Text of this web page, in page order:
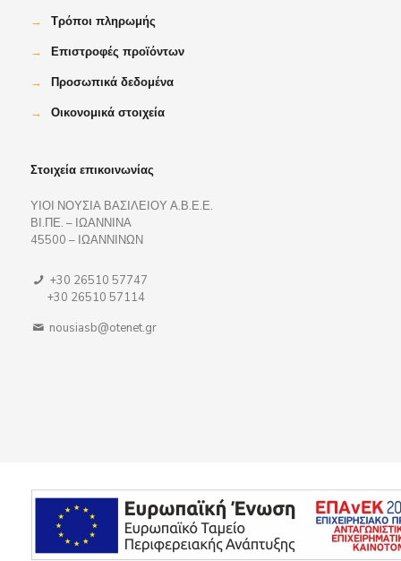
→
Τρόποι πληρωμής
→
Επιστροφές προϊόντων
→
Προσωπικά δεδομένα
→
Οικονομικά στοιχεία
Στοιχεία επικοινωνίας
ΥΙΟΙ ΝΟΥΣΙΑ ΒΑΣΙΛΕΙΟΥ Α.Β.Ε.Ε.
ΒΙ.ΠΕ. – ΙΩΑΝΝΙΝΑ
45500 – ΙΩΑΝΝΙΝΩΝ
+30 26510 57747
+30 26510 57114
nousiasb@otenet.gr